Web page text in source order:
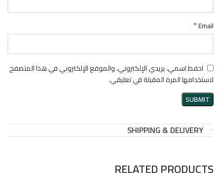
Email
*
احفظ اسمي، بريدي الإلكتروني، والموقع الإلكتروني في هذا المتصفح
لاستخدامها المرة المقبلة في تعليقي.
SHIPPING & DELIVERY